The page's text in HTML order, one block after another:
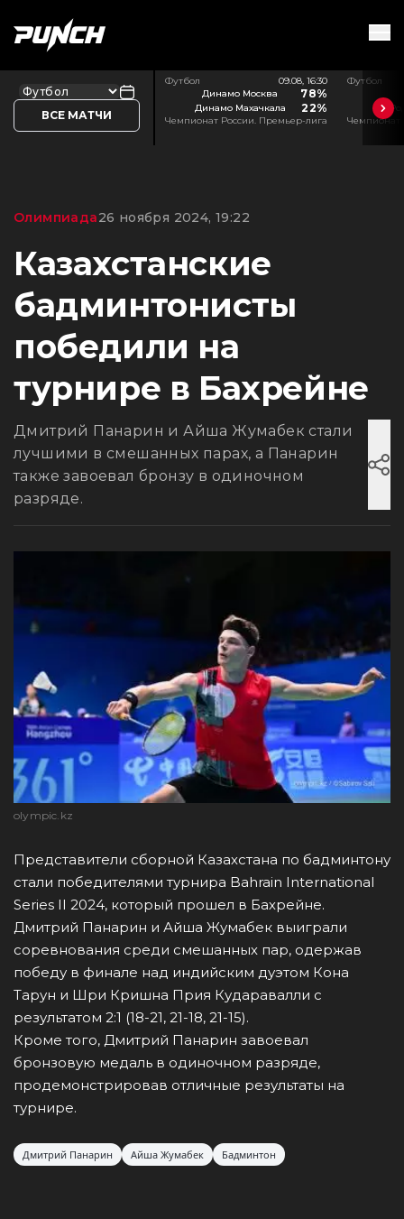
ВСЕ МАТЧИ
Футбол
09.08, 16:30
Динамо Москва
78%
Динамо Махачкала 22%
Чемпионат России. Премьер-лига
Футбол
Чемпионат
Олимпиада26 ноября 2024, 19:22
Казахстанские
бадминтонисты
победили на
турнире в Бахрейне
Дмитрий Панарин и Айша Жумабек стали
лучшими в смешанных парах, а Панарин
также завоевал бронзу в одиночном
разряде.
olympic.kz
Представители сборной Казахстана по бадминтону
стали победителями турнира Bahrain International
Series II 2024, который прошел в Бахрейне.
Дмитрий Панарин и Айша Жумабек выиграли
соревнования среди смешанных пар, одержав
победу в финале над индийским дуэтом Кона
Тарун и Шри Кришна Прия Кударавалли с
результатом 2:1 (18-21, 21-18, 21-15).
Кроме того, Дмитрий Панарин завоевал
бронзовую медаль в одиночном разряде,
продемонстрировав отличные результаты на
турнире.
Дмитрий Панарин Айша Жумабек Бадминтон